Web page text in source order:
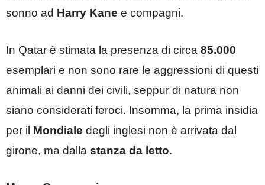
sonno ad Harry Kane e compagni.
In Qatar è stimata la presenza di circa 85.000
esemplari e non sono rare le aggressioni di questi
animali ai danni dei civili, seppur di natura non
siano considerati feroci. Insomma, la prima insidia
per il Mondiale degli inglesi non è arrivata dal
girone, ma dalla stanza da letto.